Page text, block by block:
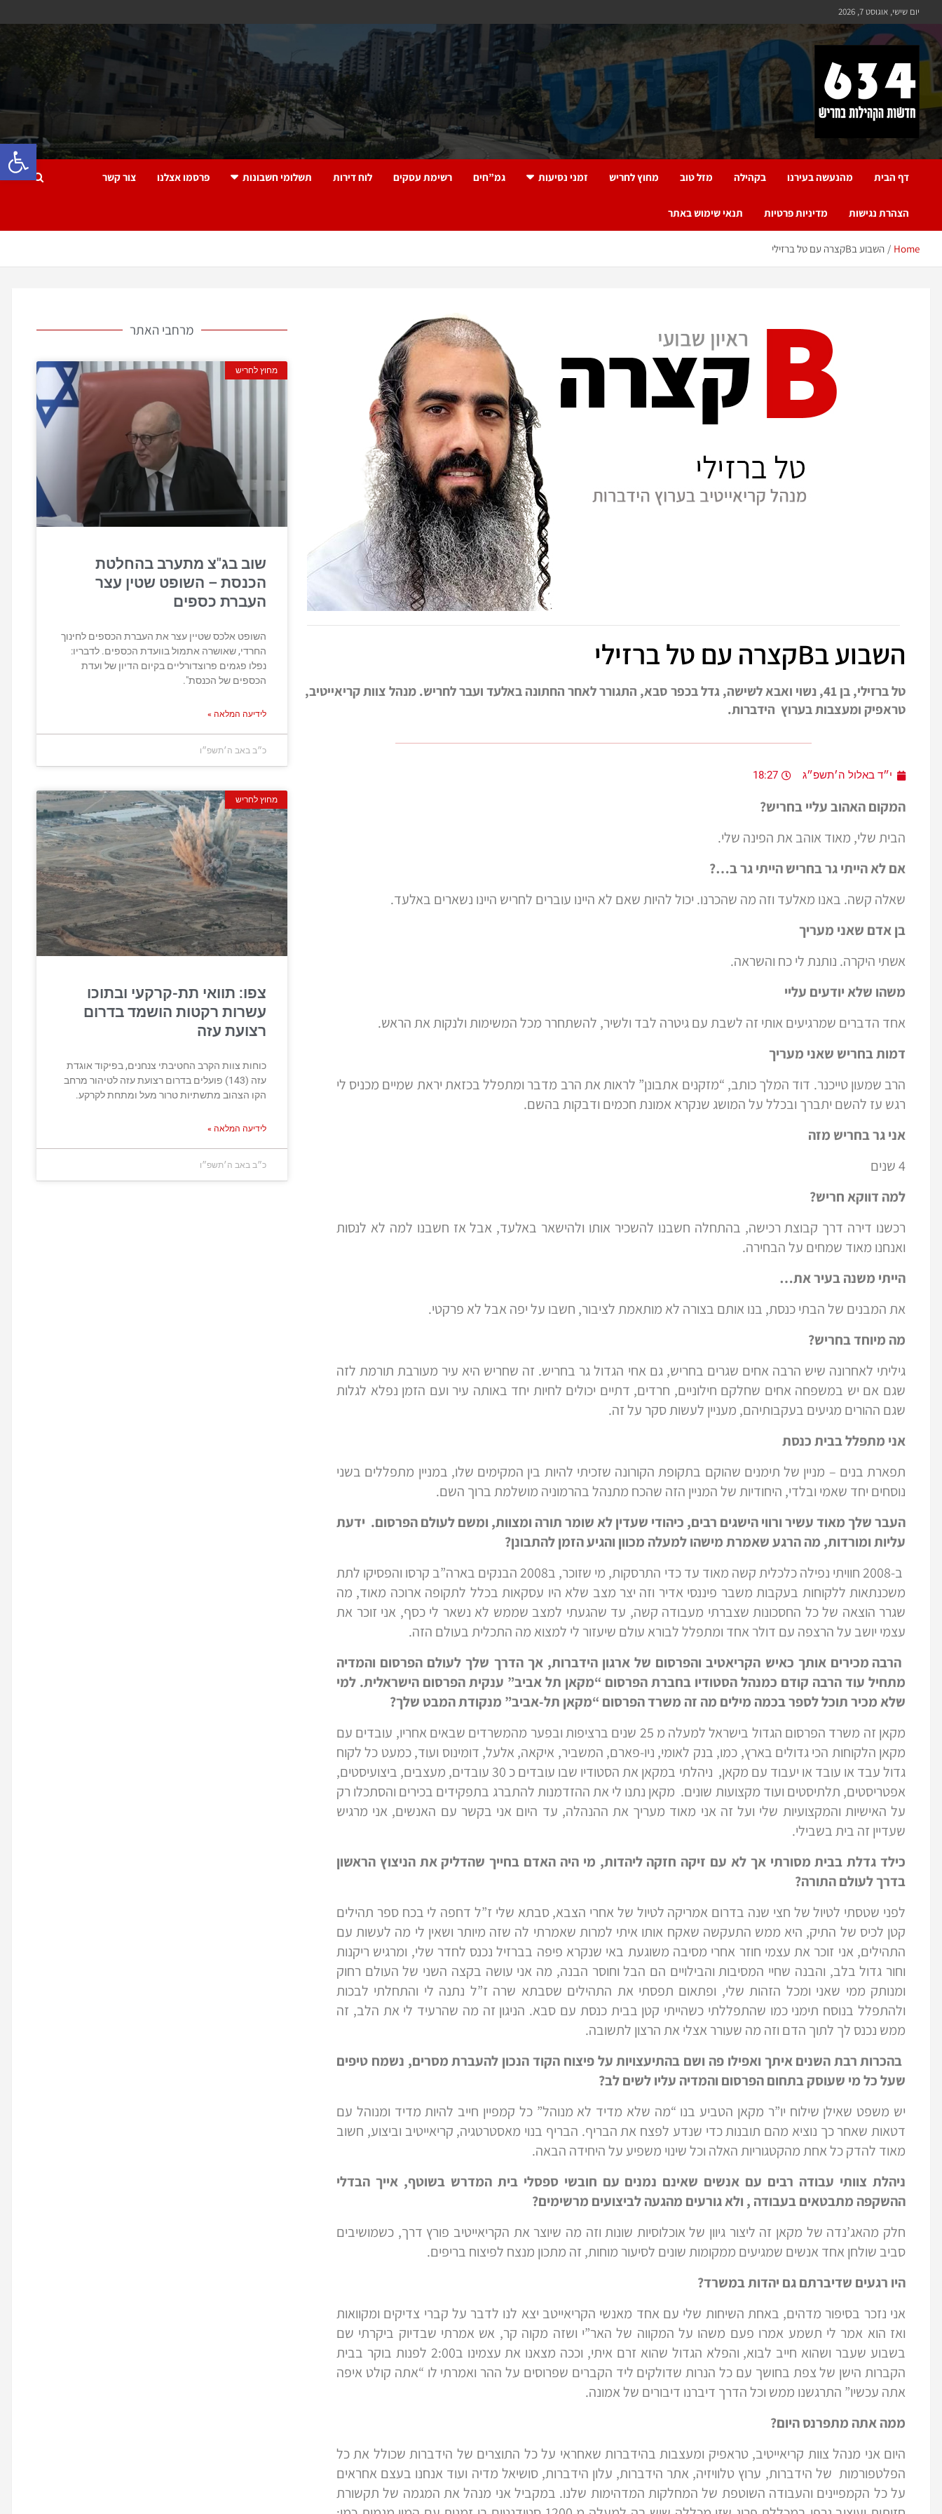
יום שישי, אוגוסט 7, 2026
חריש 634
חדשות הקהילות בחריש
דף הבית מהנעשה בעירנו בקהילה מזל טוב מחוץ לחריש זמני נסיעות גמ”חים רשימת עסקים לוח דירות תשלומי חשבונות פרסמו אצלנו צור קשר
הצהרת נגישות מדיניות פרטיות תנאי שימוש באתר
Home השבוע בBקצרה עם טל ברזילי
השבוע בBקצרה עם טל ברזילי
טל ברזילי, בן 41, נשוי ואבא לשישה, גדל בכפר סבא, התגורר לאחר החתונה באלעד ועבר לחריש. מנהל צוות קריאייטיב,
טראפיק ומעצבות בערוץ הידברות.
י״ד באלול ה׳תשפ״ג 18:27
המקום האהוב עליי בחריש?
הבית שלי, מאוד אוהב את הפינה שלי.
אם לא הייתי גר בחריש הייתי גר ב…?
שאלה קשה. באנו מאלעד וזה מה שהכרנו. יכול להיות שאם לא היינו עוברים לחריש היינו נשארים באלעד.
בן אדם שאני מעריך
אשתי היקרה. נותנת לי כח והשראה.
משהו שלא יודעים עליי
אחד הדברים שמרגיעים אותי זה לשבת עם גיטרה לבד ולשיר, להשתחרר מכל המשימות ולנקות את הראש.
דמות בחריש שאני מעריך
הרב שמעון טייכנר. דוד המלך כותב, “מזקנים אתבונן” לראות את הרב מדבר ומתפלל בכזאת יראת שמיים מכניס לי
רגש עז להשם יתברך ובכלל על המושג שנקרא אמונת חכמים ודבקות בהשם.
אני גר בחריש מזה
4 שנים
למה דווקא חריש?
רכשנו דירה דרך קבוצת רכישה, בהתחלה חשבנו להשכיר אותו ולהישאר באלעד, אבל אז חשבנו למה לא לנסות
ואנחנו מאוד שמחים על הבחירה.
הייתי משנה בעיר את…
את המבנים של הבתי כנסת, בנו אותם בצורה לא מותאמת לציבור, חשבו על יפה אבל לא פרקטי.
מה מיוחד בחריש?
גיליתי לאחרונה שיש הרבה אחים שגרים בחריש, גם אחי הגדול גר בחריש. זה שחריש היא עיר מעורבת תורמת לזה
שגם אם יש במשפחה אחים שחלקם חילוניים, חרדים, דתיים יכולים לחיות יחד באותה עיר ועם הזמן נפלא לגלות
שגם ההורים מגיעים בעקבותיהם, מעניין לעשות סקר על זה.
אני מתפלל בבית כנסת
תפארת בנים – מניין של תימנים שהוקם בתקופת הקורונה שזכיתי להיות בין המקימים שלו, במניין מתפללים בשני
נוסחים יחד שאמי ובלדי, היחודיות של המניין הזה שהכח מתנהל בהרמוניה מושלמת ברוך השם.
העבר שלך מאוד עשיר ורווי הישגים רבים, כיהודי שעדין לא שומר תורה ומצוות, ומשם לעולם הפרסום. ידעת
עליות ומורדות, מה הרגע שאמרת מישהו למעלה מכוון והגיע הזמן להתבונן?
ב-2008 חוויתי נפילה כלכלית קשה מאוד עד כדי התרסקות, מי שזוכר, ב2008 הבנקים בארה”ב קרסו והפסיקו לתת
משכנתאות ללקוחות בעקבות משבר פיננסי אדיר וזה יצר מצב שלא היו עסקאות בכלל לתקופה ארוכה מאוד, מה
שגרר הוצאה של כל החסכונות שצברתי מעבודה קשה, עד שהגעתי למצב שממש לא נשאר לי כסף, אני זוכר את
עצמי יושב על הרצפה עם דולר אחד ומתפלל לבורא עולם שיעזור לי למצוא מה התכלית בעולם הזה.
הרבה מכירים אותך כאיש הקריאטיב והפרסום של ארגון הידברות, אך הדרך שלך לעולם הפרסום והמדיה
מתחיל עוד הרבה קודם כמנהל הסטודיו בחברת הפרסום “מקאן תל אביב” ענקית הפרסום הישראלית. למי
שלא מכיר תוכל לספר בכמה מילים מה זה משרד הפרסום “מקאן תל-אביב” מנקודת המבט שלך?
מקאן זה משרד הפרסום הגדול בישראל למעלה מ 25 שנים ברציפות ובפער מהמשרדים שבאים אחריו, עובדים עם
מקאן הלקוחות הכי גדולים בארץ, כמו, בנק לאומי, ניו-פארם, המשביר, איקאה, אלעל, דומינוס ועוד, כמעט כל לקוח
גדול עבד או עובד או יעבוד עם מקאן, ניהלתי במקאן את הסטודיו שבו עובדים כ 30 עובדים, מעצבים, ביצועיסטים,
אפטריסטים, תלתיסטים ועוד מקצועות שונים. מקאן נתנו לי את ההזדמנות להתברג בתפקידים בכירים והסתכלו רק
על האישיות והמקצועיות שלי ועל זה אני מאוד מעריך את ההנהלה, עד היום אני בקשר עם האנשים, אני מרגיש
שעדיין זה בית בשבילי.
כילד גדלת בבית מסורתי אך לא עם זיקה חזקה ליהדות, מי היה האדם בחייך שהדליק את הניצוץ הראשון
בדרך לעולם התורה?
לפני שטסתי לטיול של חצי שנה בדרום אמריקה לטיול של אחרי הצבא, סבתא שלי ז”ל דחפה לי בכח ספר תהילים
קטן לכיס של התיק, היא ממש התעקשה שאקח אותו איתי למרות שאמרתי לה שזה מיותר ושאין לי מה לעשות עם
התהילים, אני זוכר את עצמי חוזר אחרי מסיבה משוגעת באי שנקרא פיפה בברזיל נכנס לחדר שלי, ומרגיש ריקנות
וחור גדול בלב, והבנה שחיי המסיבות והבילויים הם הבל וחוסר הבנה, מה אני עושה בקצה השני של העולם רחוק
ומנותק ממי שאני ומכל הזהות שלי, ופתאום תפסתי את התהילים שסבתא שרה ז”ל נתנה לי והתחלתי לבכות
ולהתפלל בנוסח תימני כמו שהתפללתי כשהייתי קטן בבית כנסת עם סבא. הניגון זה מה שהרעיד לי את הלב, זה
ממש נכנס לך לתוך הדם וזה מה שעורר אצלי את הרצון לתשובה.
בהכרות רבת השנים איתך ואפילו פה ושם בהתיעצויות על פיצוח הקוד הנכון להעברת מסרים, נשמח טיפים
שעל כל מי שעוסק בתחום הפרסום והמדיה עליו לשים לב?
יש משפט שאילן שילוח יו”ר מקאן הטביע בנו “מה שלא מדיד לא מנוהל” כל קמפיין חייב להיות מדיד ומנוהל עם
דטאות שאחר כך נוציא מהם תובנות כדי שנדע לפצח את הבריף. הבריף בנוי מאסטרטגיה, קריאייטיב וביצוע, חשוב
מאוד להדק כל אחת מהקטגוריות האלה וכל שינוי משפיע על היחידה הבאה.
ניהלת צוותי עבודה רבים עם אנשים שאינם נמנים עם חובשי ספסלי בית המדרש בשוטף, אייך הבדלי
ההשקפה מתבטאים בעבודה , ולא גורעים מהגעה לביצועים מרשימים?
חלק מהאג’נדה של מקאן זה ליצור גיוון של אוכלוסיות שונות וזה מה שיוצר את הקריאייטיב פורץ דרך, כשמושיבים
סביב שולחן אחד אנשים שמגיעים ממקומות שונים לסיעור מוחות, זה מתכון מנצח לפיצוח בריפים.
היו רגעים שדיברתם גם יהדות במשרד?
אני נזכר בסיפור מדהים, באחת השיחות שלי עם אחד מאנשי הקריאייטב יצא לנו לדבר על קברי צדיקים ומקוואות
ואז הוא אמר לי תשמע אמרו פעם משהו על המקווה של האר”י ושזה מקוה קר, אש אמרתי שבדיוק ביקרתי שם
בשבוע שעבר ושהוא חייב לבוא, והפלא הגדול שהוא זרם איתי, וככה מצאנו את עצמינו ב2:00 לפנות בוקר בבית
הקברות הישן של צפת בחושך עם כל הנרות שדולקים ליד הקברים שפרוסים על ההר ואמרתי לו “אתה קולט איפה
אתה עכשיו” התרגשנו ממש וכל הדרך דיברנו דיבורים של אמונה.
ממה אתה מתפרנס היום?
היום אני מנהל צוות קריאייטיב, טראפיק ומעצבות בהידברות שאחראי על כל התוצרים של הידברות שכולל את כל
הפלטפורמות של הידברות, ערוץ טלוויזיה, אתר הידברות, עלון הידברות, סושיאל מדיה ועוד אנחנו בעצם אחראים
על כל הקמפיינים והעבודה השוטפת של המחלקות המדהימות שלנו. במקביל אני מנהל את המגמה של תקשורת
מרחבי האתר
מחוץ לחריש
שוב בג"צ מתערב בהחלטת
הכנסת – השופט שטין עצר
העברת כספים
השופט אלכס שטיין עצר את העברת הכספים לחינוך
החרדי, שאושרה אתמול בוועדת הכספים. לדבריו:
נפלו פגמים פרוצדורליים בקיום הדיון של ועדת
הכספים של הכנסת".
לידיעה המלאה »
כ״ב באב ה׳תשפ״ו
מחוץ לחריש
צפו: תוואי תת-קרקעי ובתוכו
עשרות רקטות הושמד בדרום
רצועת עזה
כוחות צוות הקרב החטיבתי צנחנים, בפיקוד אוגדת
עזה (143) פועלים בדרום רצועת עזה לטיהור מרחב
הקו הצהוב מתשתיות טרור מעל ומתחת לקרקע.
לידיעה המלאה »
כ״ב באב ה׳תשפ״ו